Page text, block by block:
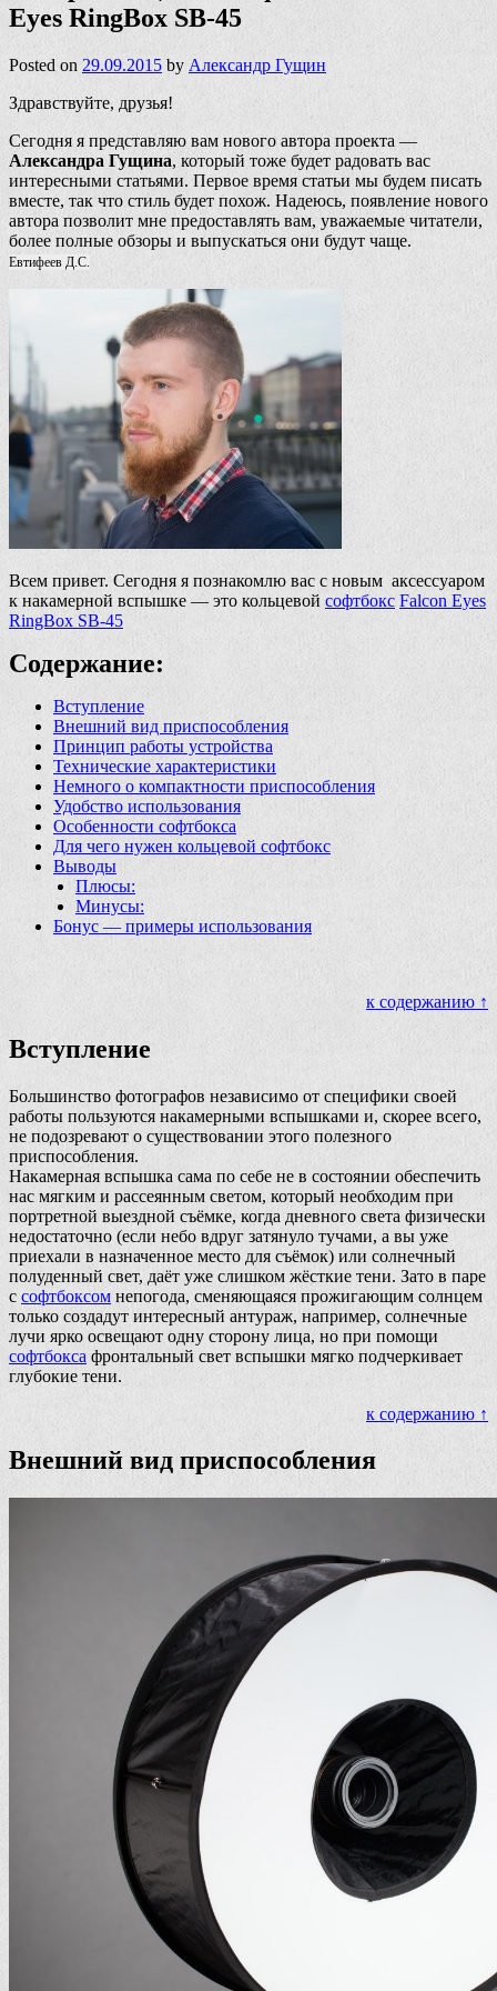
Eyes RingBox SB-45
Posted on 29.09.2015 by Александр Гущин
Здравствуйте, друзья!
Сегодня я представляю вам нового автора проекта —
Александра Гущина, который тоже будет радовать вас
интересными статьями. Первое время статьи мы будем писать
вместе, так что стиль будет похож. Надеюсь, появление нового
автора позволит мне предоставлять вам, уважаемые читатели,
более полные обзоры и выпускаться они будут чаще.
Евтифеев Д.С.
Всем привет. Сегодня я познакомлю вас с новым аксессуаром
к накамерной вспышке — это кольцевой софтбокс Falcon Eyes
RingBox SB-45
Содержание:
Вступление
Внешний вид приспособления
Принцип работы устройства
Технические характеристики
Немного о компактности приспособления
Удобство использования
Особенности софтбокса
Для чего нужен кольцевой софтбокс
Выводы
Плюсы:
Минусы:
Бонус — примеры использования
к содержанию ↑
Вступление
Большинство фотографов независимо от специфики своей
работы пользуются накамерными вспышками и, скорее всего,
не подозревают о существовании этого полезного
приспособления.
Накамерная вспышка сама по себе не в состоянии обеспечить
нас мягким и рассеянным светом, который необходим при
портретной выездной съёмке, когда дневного света физически
недостаточно (если небо вдруг затянуло тучами, а вы уже
приехали в назначенное место для съёмок) или солнечный
полуденный свет, даёт уже слишком жёсткие тени. Зато в паре
с софтбоксом непогода, сменяющаяся прожигающим солнцем
только создадут интересный антураж, например, солнечные
лучи ярко освещают одну сторону лица, но при помощи
софтбокса фронтальный свет вспышки мягко подчеркивает
глубокие тени.
к содержанию ↑
Внешний вид приспособления